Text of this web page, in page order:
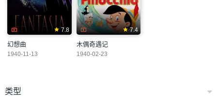
7.8
幻想曲
1940-11-13
7.4
木偶奇遇记
1940-02-23
类型